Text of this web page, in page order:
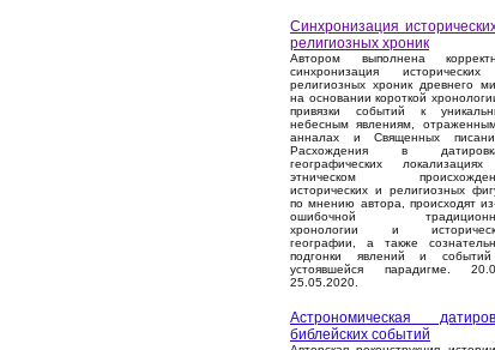
Синхронизация
религиозных хроник
Автором выполнена
синхронизация
религиозных хроник древнего
на основании короткой
привязки событий к
небесным явлениям,
анналах и Священных
Расхождения в
географических
этническом
исторических и религиозных
по мнению автора, происходят
ошибочной
хронологии и
географии, а также
подгонки явлений и
устоявшейся парадигме.
25.05.2020.
Астрономическая
библейских событий